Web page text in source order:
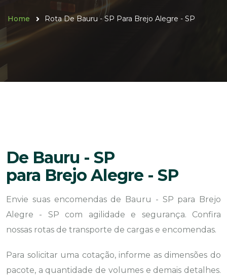
Home Rota De Bauru - SP Para Brejo Alegre - SP
De Bauru - SP
para Brejo Alegre - SP
Envie suas encomendas de Bauru - SP para Brejo
Alegre - SP com agilidade e segurança. Confira
nossas rotas de transporte de cargas e encomendas.
Para solicitar uma cotação, informe as dimensões do
pacote, a quantidade de volumes e demais detalhes.